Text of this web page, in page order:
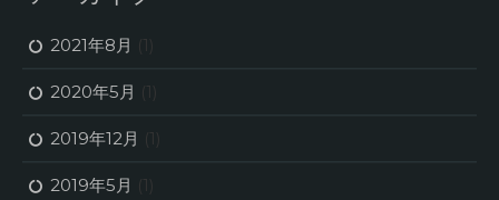
2021年8月 (1)
2020年5月 (1)
2019年12月 (1)
2019年5月 (1)